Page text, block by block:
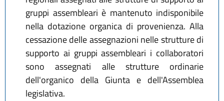
gruppi assembleari è mantenuto indisponibile
nella dotazione organica di provenienza. Alla
cessazione delle assegnazioni nelle strutture di
supporto ai gruppi assembleari i collaboratori
sono assegnati alle strutture ordinarie
dell'organico della Giunta e dell'Assemblea
legislativa.